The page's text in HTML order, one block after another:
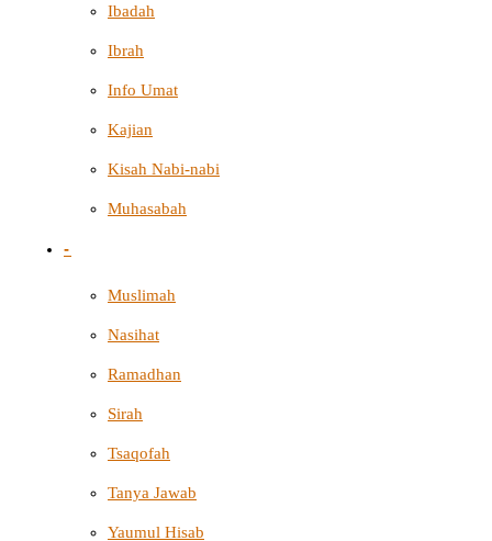
Ibadah
Ibrah
Info Umat
Kajian
Kisah Nabi-nabi
Muhasabah
-
Muslimah
Nasihat
Ramadhan
Sirah
Tsaqofah
Tanya Jawab
Yaumul Hisab